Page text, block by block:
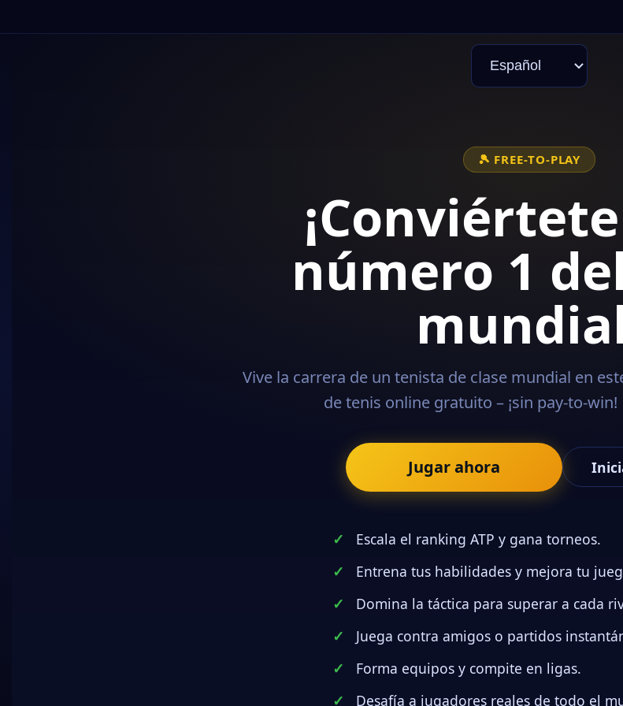
¡Conviértete en el
número 1 del tenis
mundial!
Vive la carrera de un tenista de clase mundial en este manager
de tenis online gratuito – ¡sin pay-to-win!
Jugar ahora Iniciar sesión
Entrena tus habilidades y mejora tu juego.
Domina la táctica para superar a cada rival.
Forma equipos y compite en ligas.
decisiones de manager.
About us Terms and conditions | Privacy policy